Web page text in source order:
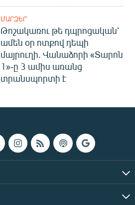
ՄԱՐԶԵՐ
Թոշակառու թե դպրոցական՝
ամեն օր ոտքով դեպի
մայրուղի. Վանաձորի «Տարոն
1»-ը 3 ամիս առանց
տրանսպորտի է